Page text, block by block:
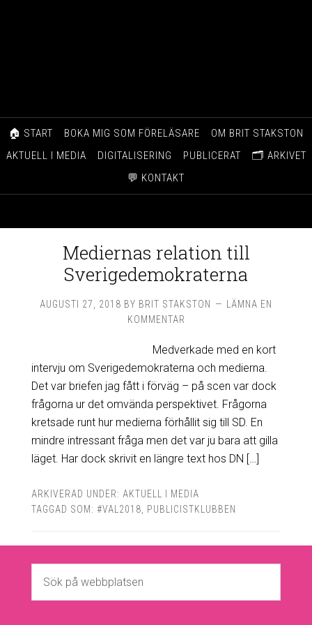
🏠 START BOKA MIG SOM FÖRELÄSARE
OM BRIT STAKSTON
AKTUELL I MEDIA
DIGITALISERING PUBLICERAT
🗂️ ARKIVET
💬 KONTAKT
Mediernas relation till
Sverigedemokraterna
AUGUSTI 27, 2018 BY BRIT STAKSTON
LÄMNA EN
KOMMENTAR
Medverkade med en kort
intervju om Sverigedemokraterna och medierna.
Det var briefen jag fått i förväg – på scen var dock
frågorna ur det omvända perspektivet. Frågorna
kretsade runt hur medierna förhållit sig till SD. En
mindre intressant fråga men det var ju bara att gilla
läget. Har dock skrivit en längre text hos DN […]
ARKIVERAD UNDER: AKTUELL I MEDIA
TAGGAD SOM: #VAL2018 PUBLICISTKLUBBEN